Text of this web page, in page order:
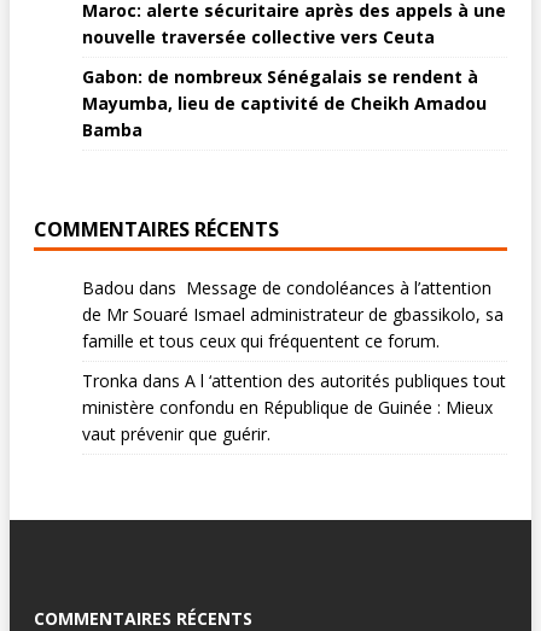
Maroc: alerte sécuritaire après des appels à une
nouvelle traversée collective vers Ceuta
Gabon: de nombreux Sénégalais se rendent à
Mayumba, lieu de captivité de Cheikh Amadou
Bamba
COMMENTAIRES RÉCENTS
Badou dans Message de condoléances à l’attention
de Mr Souaré Ismael administrateur de gbassikolo, sa
famille et tous ceux qui fréquentent ce forum.
Tronka dans A l ‘attention des autorités publiques tout
ministère confondu en République de Guinée : Mieux
vaut prévenir que guérir.
COMMENTAIRES RÉCENTS